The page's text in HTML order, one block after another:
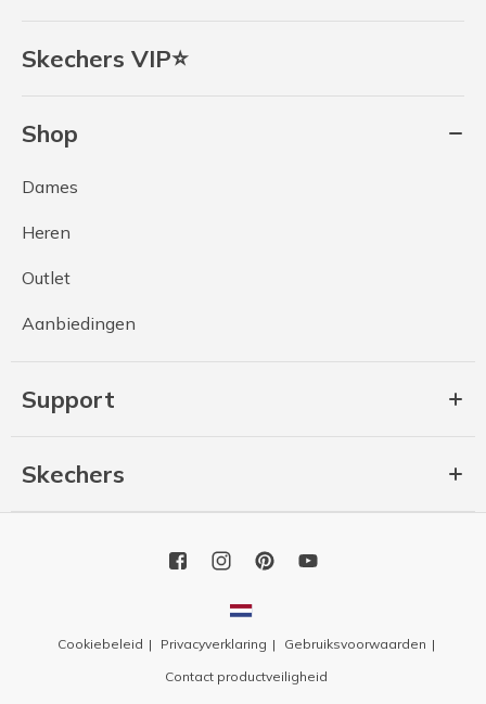
Skechers VIP⭐
Shop
Dames
Heren
Outlet
Aanbiedingen
Support
Skechers
Cookiebeleid Privacyverklaring
Gebruiksvoorwaarden
Contact productveiligheid